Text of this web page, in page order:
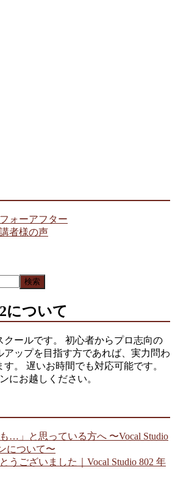
ォーアフター
者様の声
について
クールです。 初心者からプロ志向の
アップを目指す方であれば、実力問わ
。 遅いお時間でも対応可能です。
にお越しください。
…」と思っている方へ 〜Vocal Studio
について〜
うございました｜Vocal Studio 802 年